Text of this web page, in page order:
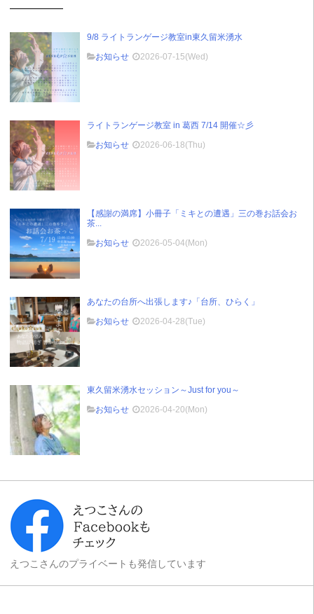
9/8 ライトランゲージ教室in東久留米湧水
お知らせ
2026-07-15(Wed)
ライトランゲージ教室 in 葛西 7/14 開催☆彡
お知らせ
2026-06-18(Thu)
【感謝の満席】小冊子「ミキとの遭遇」三の巻お話会お
茶...
お知らせ
2026-05-04(Mon)
あなたの台所へ出張します♪「台所、ひらく」
お知らせ
2026-04-28(Tue)
東久留米湧水セッション～Just for you～
お知らせ
2026-04-20(Mon)
えつこさんのプライベートも発信しています